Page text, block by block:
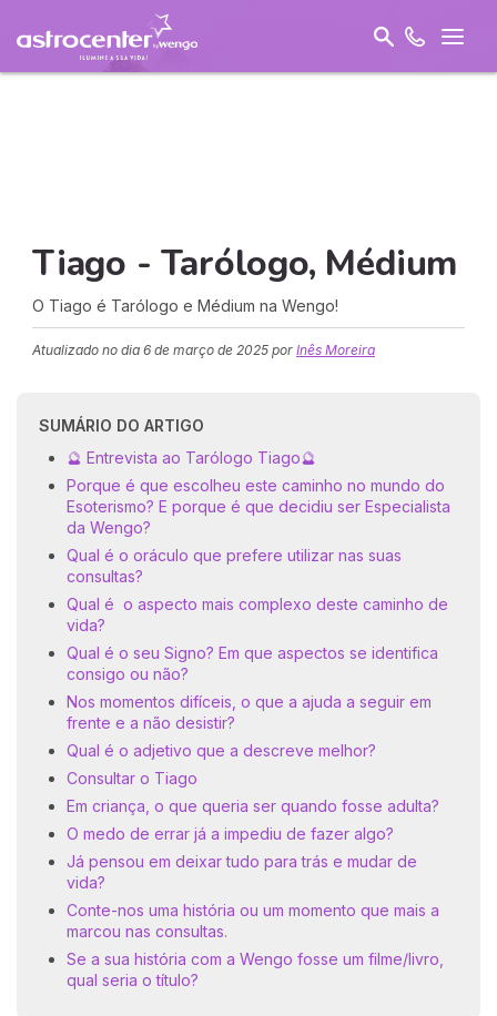
Tiago - Tarólogo, Médium
O Tiago é Tarólogo e Médium na Wengo!
Atualizado no dia 6 de março de 2025 por Inês Moreira
SUMÁRIO DO ARTIGO
🔮 Entrevista ao Tarólogo Tiago🔮
Porque é que escolheu este caminho no mundo do
Esoterismo? E porque é que decidiu ser Especialista
da Wengo?
Qual é o oráculo que prefere utilizar nas suas
consultas?
Qual é o aspecto mais complexo deste caminho de
vida?
Qual é o seu Signo? Em que aspectos se identifica
consigo ou não?
Nos momentos difíceis, o que a ajuda a seguir em
frente e a não desistir?
Qual é o adjetivo que a descreve melhor?
Consultar o Tiago
Em criança, o que queria ser quando fosse adulta?
O medo de errar já a impediu de fazer algo?
Já pensou em deixar tudo para trás e mudar de
vida?
Conte-nos uma história ou um momento que mais a
marcou nas consultas.
Se a sua história com a Wengo fosse um filme/livro,
qual seria o título?